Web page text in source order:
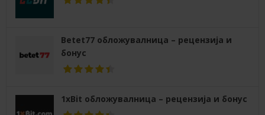
Betet77 обложувалница – рецензија и
бонус
1xBit обложувалница – рецензија и бонус